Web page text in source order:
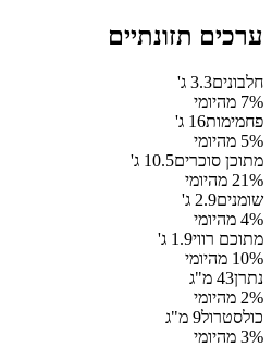
ערכים תזונתיים
חלבונים3.3 ג'
7% מהיומי
פחמימות16 ג'
5% מהיומי
מתוכן סוכרים10.5 ג'
21% מהיומי
שומנים2.9 ג'
4% מהיומי
מתוכם רווי1.9 ג'
10% מהיומי
נתרן43 מ"ג
2% מהיומי
כולסטרול9 מ"ג
3% מהיומי